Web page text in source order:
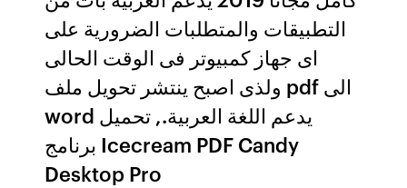
التطبيقات والمتطلبات الضرورية على
اى جهاز كمبيوتر فى الوقت الحالى
ولذى اصبح ينتشر تحويل ملف pdf الى
word يدعم اللغة العربية., تحميل
برنامج Icecream PDF Candy
Desktop Pro